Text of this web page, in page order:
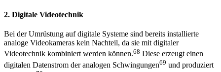
2. Digitale Videotechnik
Bei der Umrüstung auf digitale Systeme sind bereits installierte
analoge Videokameras kein Nachteil, da sie mit digitaler
Videotechnik kombiniert werden können.68 Diese erzeugt einen
digitalen Datenstrom der analogen Schwingungen69 und produziert